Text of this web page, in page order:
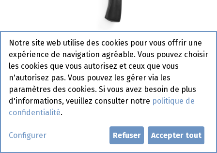
844274 Couteau Santoku Hendi
3 x 180 x 310 mm
Article de commande
Demander un compte
Notre site web utilise des cookies pour vous offrir une
expérience de navigation agréable. Vous pouvez choisir
les cookies que vous autorisez et ceux que vous
n'autorisez pas. Vous pouvez les gérer via les
paramètres des cookies. Si vous avez besoin de plus
d'informations, veuillez consulter notre politique de
confidentialité.
Configurer Refuser Accepter tout